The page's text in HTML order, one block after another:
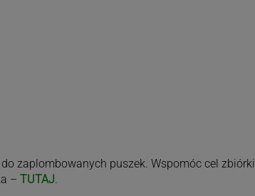
zaplombowanych puszek. Wspomóc cel zbiórki
– TUTAJ